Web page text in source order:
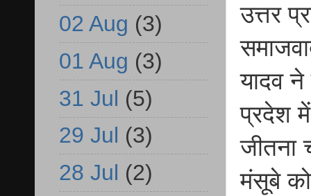
उत्तर
यादव
प्रदेश
जीतना
मंसूबे
02 Aug (3)
01 Aug (3)
31 Jul (5)
29 Jul (3)
28 Jul (2)